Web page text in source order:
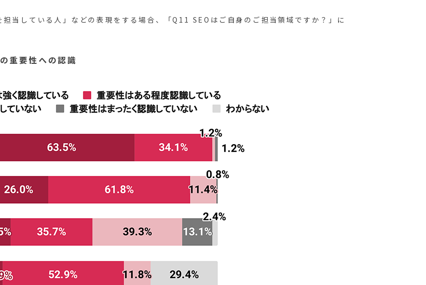
当している人」などの表現をする場合、「Q11 SEOはご自身のご担当領域ですか？」に
重要性への認識